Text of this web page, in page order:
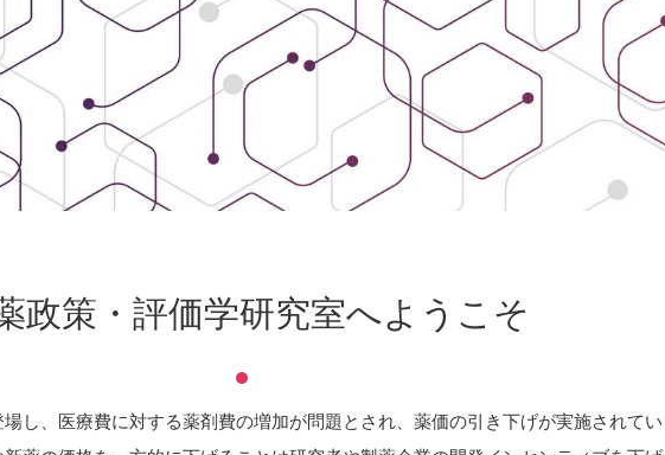
政策・評価学研究室へようこそ
し、医療費に対する薬剤費の増加が問題とされ、薬価の引き下げが実施されてい